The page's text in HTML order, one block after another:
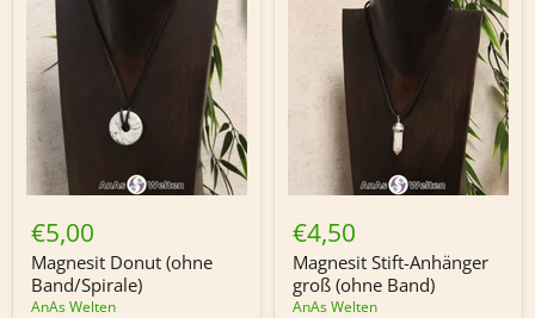
Magnesit
Donut
(ohne
Band/Spirale)
€5,00
Magnesit Donut (ohne
Band/Spirale)
AnAs Welten
Magnesit
Stift-
Anhänger
groß
(ohne
Band)
€4,50
Magnesit Stift-Anhänger
groß (ohne Band)
AnAs Welten